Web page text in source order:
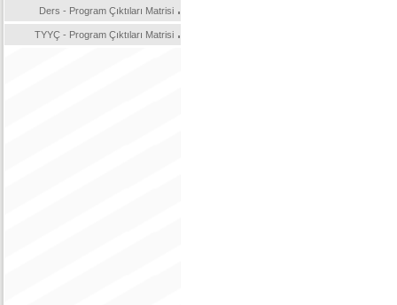
Ders - Program Çıktıları Matrisi
TYYÇ - Program Çıktıları Matrisi